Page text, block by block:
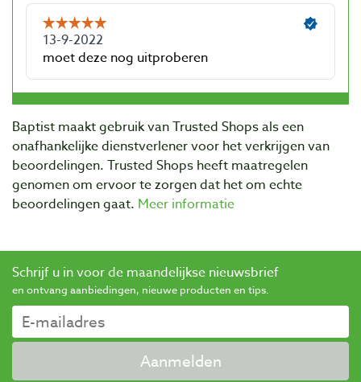
Baptist maakt gebruik van Trusted Shops als een
onafhankelijke dienstverlener voor het verkrijgen van
beoordelingen. Trusted Shops heeft maatregelen
genomen om ervoor te zorgen dat het om echte
beoordelingen gaat. Meer informatie
Schrijf u in voor de maandelijkse nieuwsbrief
en ontvang aanbiedingen, nieuwe producten en tips.
Aanmelden